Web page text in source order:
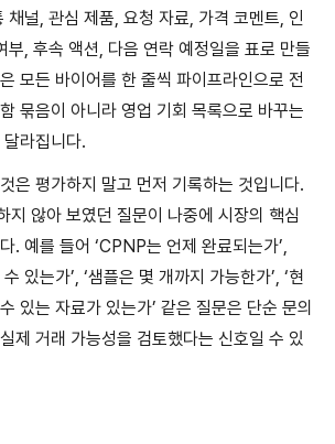
채널, 관심 제품, 요청 자료, 가격 코멘트, 인
부, 후속 액션, 다음 연락 예정일을 표로 만들
모든 바이어를 한 줄씩 파이프라인으로 전
묶음이 아니라 영업 기회 목록으로 바꾸는
라집니다.
은 평가하지 말고 먼저 기록하는 것입니다.
지 않아 보였던 질문이 나중에 시장의 핵심
. 예를 들어 ‘CPNP는 언제 완료되는가’,
있는가’, ‘샘플은 몇 개까지 가능한가’, ‘현
있는 자료가 있는가’ 같은 질문은 단순 문의
제 거래 가능성을 검토했다는 신호일 수 있